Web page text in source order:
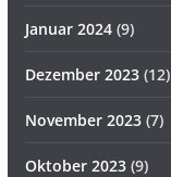
Januar 2024(9)
Dezember 2023(12)
November 2023(7)
Oktober 2023(9)